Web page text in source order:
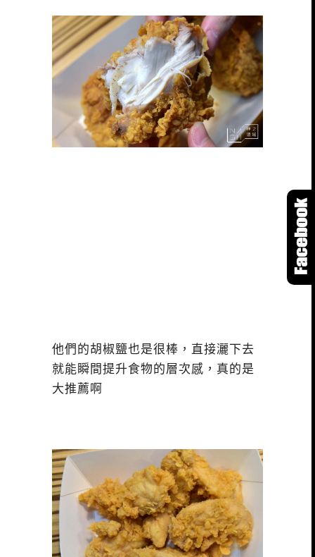
他們的胡椒鹽也是很棒，直接灑下去
就能瞬間提升食物的層次感，真的是
大推薦啊